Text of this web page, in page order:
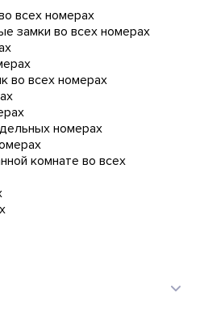
всех номерах
замки во всех номерах
во всех номерах
номерах
комнате во всех